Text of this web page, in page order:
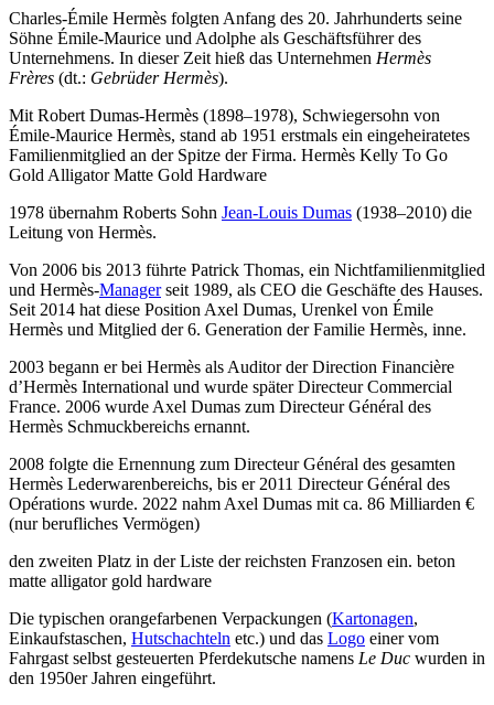
Charles-Émile Hermès folgten Anfang des 20. Jahrhunderts seine
Söhne Émile-Maurice und Adolphe als Geschäftsführer des
Unternehmens. In dieser Zeit hieß das Unternehmen Hermès
Frères (dt.: Gebrüder Hermès).
Mit Robert Dumas-Hermès (1898–1978), Schwiegersohn von
Émile-Maurice Hermès, stand ab 1951 erstmals ein eingeheiratetes
Familienmitglied an der Spitze der Firma. Hermès Kelly To Go
Gold Alligator Matte Gold Hardware
1978 übernahm Roberts Sohn Jean-Louis Dumas (1938–2010) die
Leitung von Hermès.
Von 2006 bis 2013 führte Patrick Thomas, ein Nichtfamilienmitglied
und Hermès-Managerseit 1989, als CEO die Geschäfte des Hauses.
Seit 2014 hat diese Position Axel Dumas, Urenkel von Émile
Hermès und Mitglied der 6. Generation der Familie Hermès, inne.
2003 begann er bei Hermès als Auditor der Direction Financière
d’Hermès International und wurde später Directeur Commercial
France. 2006 wurde Axel Dumas zum Directeur Général des
Hermès Schmuckbereichs ernannt.
2008 folgte die Ernennung zum Directeur Général des gesamten
Hermès Lederwarenbereichs, bis er 2011 Directeur Général des
Opérations wurde. 2022 nahm Axel Dumas mit ca. 86 Milliarden €
(nur berufliches Vermögen)
den zweiten Platz in der Liste der reichsten Franzosen ein. beton
matte alligator gold hardware
Die typischen orangefarbenen Verpackungen (Kartonagen,
Einkaufstaschen, Hutschachteln etc.) und das Logo einer vom
Fahrgast selbst gesteuerten Pferdekutsche namens Le Duc wurden in
den 1950er Jahren eingeführt.